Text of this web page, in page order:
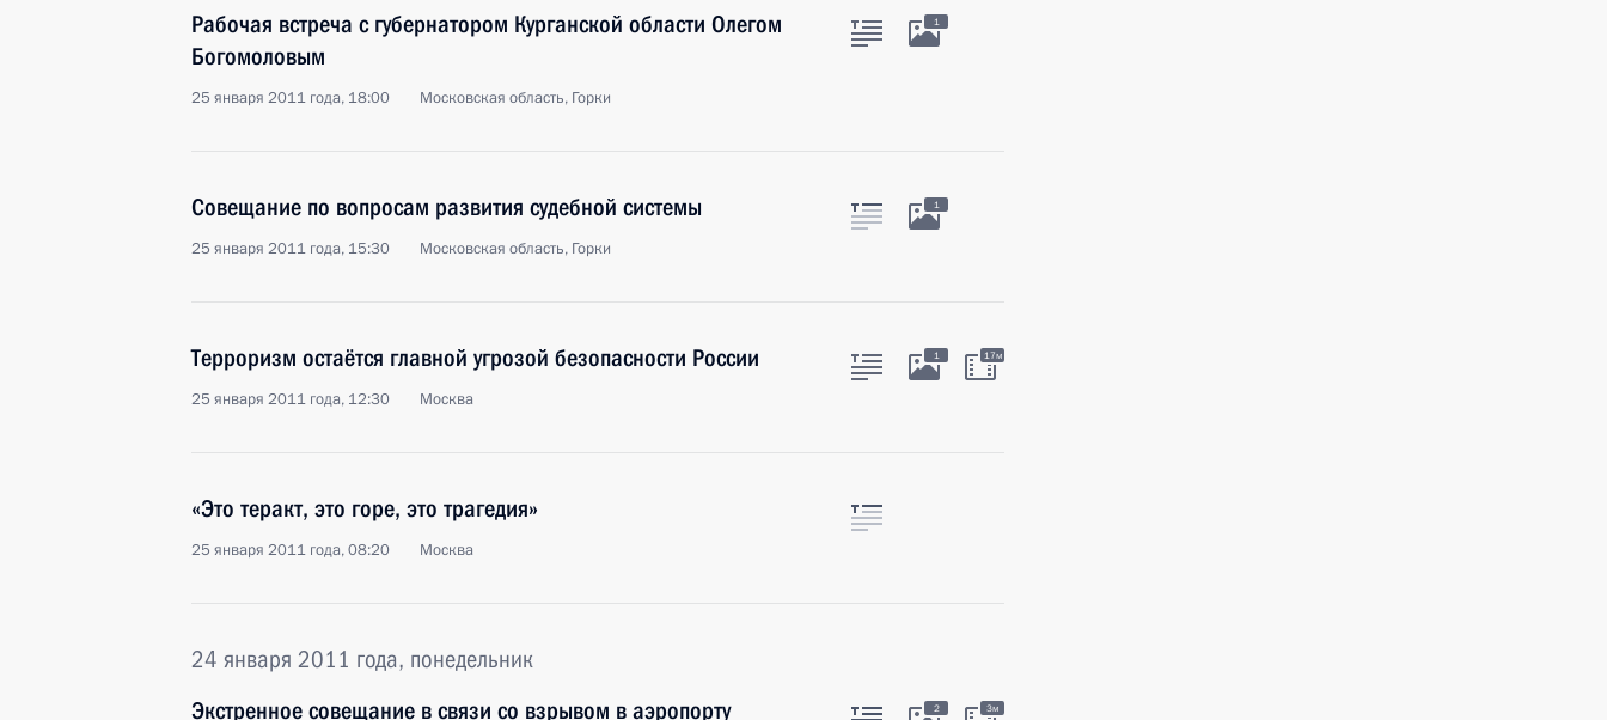
Рабочая встреча с губернатором Курганской области Олегом
Богомоловым
25 января 2011 года, 18:00 Московская область, Горки
1
Совещание по вопросам развития судебной системы
25 января 2011 года, 15:30 Московская область, Горки
1
Терроризм остаётся главной угрозой безопасности России
25 января 2011 года, 12:30 Москва
1 17м
«Это теракт, это горе, это трагедия»
25 января 2011 года, 08:20 Москва
24 января 2011 года, понедельник
Экстренное совещание в связи со взрывом в аэропорту
2 3м